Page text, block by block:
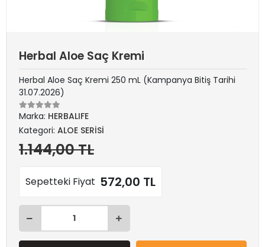
Herbal Aloe Saç Kremi
Herbal Aloe Saç Kremi 250 mL (Kampanya Bitiş Tarihi
31.07.2026)
Marka: HERBALIFE
Kategori: ALOE SERİSİ
1.144,00 TL
Sepetteki Fiyat 572,00 TL